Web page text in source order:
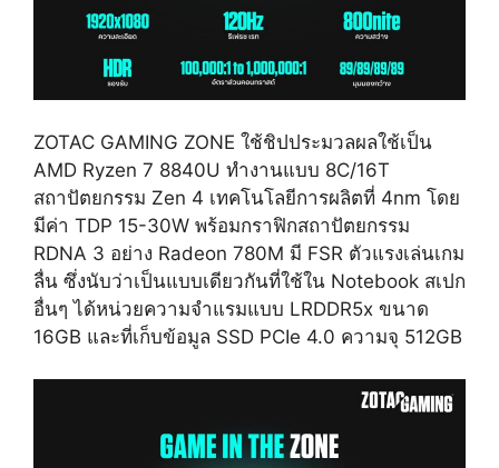
ZOTAC GAMING ZONE ใช้ชิปประมวลผลใช้เป็น
AMD Ryzen 7 8840U ทำงานแบบ 8C/16T
สถาปัตยกรรม Zen 4 เทคโนโลยีการผลิตที่ 4nm โดย
มีค่า TDP 15-30W พร้อมกราฟิกสถาปัตยกรรม
RDNA 3 อย่าง Radeon 780M มี FSR ตัวแรงเล่นเกม
ลื่น ซึ่งนับว่าเป็นแบบเดียวกันที่ใช้ใน Notebook สเปก
อื่นๆ ได้หน่วยความจำแรมแบบ LRDDR5x ขนาด
16GB และที่เก็บข้อมูล SSD PCIe 4.0 ความจุ 512GB